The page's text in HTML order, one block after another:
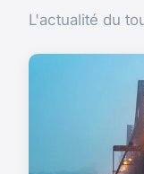
L'actualité du